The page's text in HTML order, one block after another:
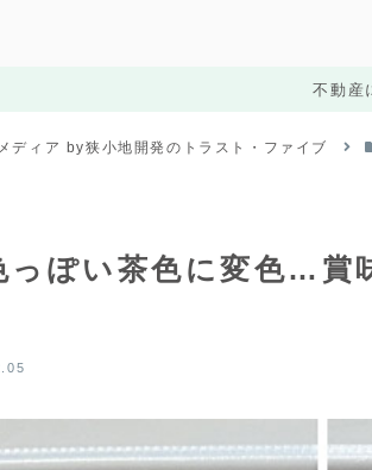
不動産
ディア by狭小地開発のトラスト・ファイブ
っぽい茶色に変色…賞